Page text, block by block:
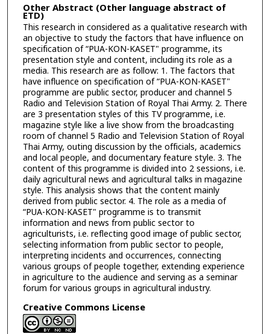
Other Abstract (Other language abstract of
ETD)
This research in considered as a qualitative research with
an objective to study the factors that have influence on
specification of “PUA-KON-KASET" programme, its
presentation style and content, including its role as a
media. This research are as follow: 1. The factors that
have influence on specification of “PUA-KON-KASET"
programme are public sector, producer and channel 5
Radio and Television Station of Royal Thai Army. 2. There
are 3 presentation styles of this TV programme, i.e.
magazine style like a live show from the broadcasting
room of channel 5 Radio and Television Station of Royal
Thai Army, outing discussion by the officials, academics
and local people, and documentary feature style. 3. The
content of this programme is divided into 2 sessions, i.e.
daily agricultural news and agricultural talks in magazine
style. This analysis shows that the content mainly
derived from public sector. 4. The role as a media of
“PUA-KON-KASET" programme is to transmit
information and news from public sector to
agriculturists, i.e. reflecting good image of public sector,
selecting information from public sector to people,
interpreting incidents and occurrences, connecting
various groups of people together, extending experience
in agriculture to the audience and serving as a seminar
forum for various groups in agricultural industry.
Creative Commons License